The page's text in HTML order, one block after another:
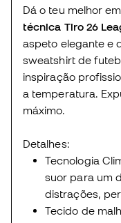
Dá o teu melhor
técnica Tiro 26
aspeto elegante e
sweatshirt de
inspiração
a temperatura.
máximo.
Detalhes:
Tecnologia
suor para um
distrações,
Tecido de